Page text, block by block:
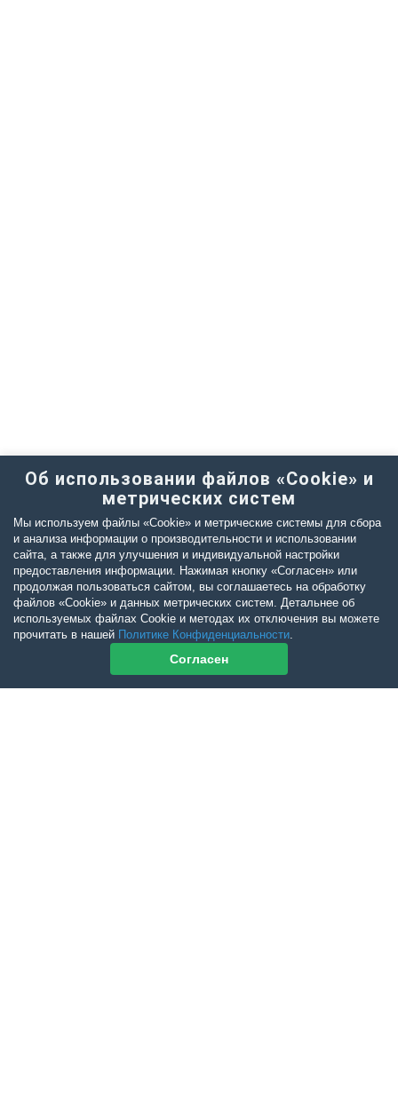
Об использовании файлов «Cookie» и
метрических систем
Мы используем файлы «Cookie» и метрические системы для сбора
и анализа информации о производительности и использовании
сайта, а также для улучшения и индивидуальной настройки
предоставления информации. Нажимая кнопку «Согласен» или
продолжая пользоваться сайтом, вы соглашаетесь на обработку
файлов «Cookie» и данных метрических систем. Детальнее об
используемых файлах Cookie и методах их отключения вы можете
прочитать в нашей Политике Конфиденциальности.
Согласен